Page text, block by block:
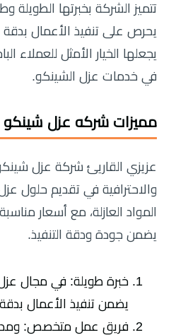
تتميز الشركة بخبرتها
يحرص على تنفيذ الأعمال بدقة
يجعلها الخيار الأمثل للعملاء
في خدمات عزل الشينكو.
مميزات شركه عزل شينكو
عزيزي القاريئ شركة عزل شينكو
والاحترافية في تقديم حلول
المواد العازلة، مع أسعار
يضمن جودة ودقة التنفيذ.
خبرة طويلة: في مجال عزل
يضمن تنفيذ الأعمال
فريق عمل متخصص: